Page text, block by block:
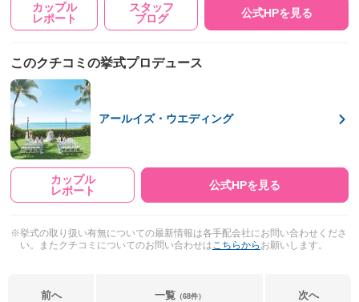
カップル
レポート
スタッフ
ブログ
公式HPを見る
このクチコミの挙式プロデュース
アールイズ・ウエディング
カップル
レポート
公式HPを見る
※挙式の取り扱い有無についての最新情報は各手配会社にお問い合わせくださ
い。またクチコミについてのお問い合わせはこちらから お願いします。
前へ 一覧（68件） 次へ